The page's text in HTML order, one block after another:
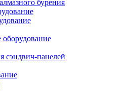
бурения
сэндвич-панелей